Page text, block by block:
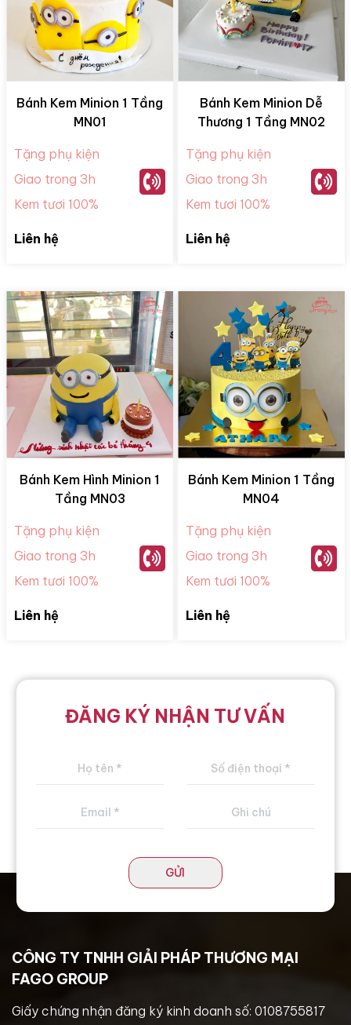
Bánh Kem Minion 1 Tầng
MN01
Tặng phụ kiện
Giao trong 3h
Kem tươi 100%
Liên hệ
Bánh Kem Minion Dễ
Thương 1 Tầng MN02
Tặng phụ kiện
Giao trong 3h
Kem tươi 100%
Liên hệ
Bánh Kem Hình Minion 1
Tầng MN03
Tặng phụ kiện
Giao trong 3h
Kem tươi 100%
Liên hệ
Bánh Kem Minion 1 Tầng
MN04
Tặng phụ kiện
Giao trong 3h
Kem tươi 100%
Liên hệ
ĐĂNG KÝ NHẬN TƯ VẤN
GỬI
CÔNG TY TNHH GIẢI PHÁP THƯƠNG MẠI
FAGO GROUP
Giấy chứng nhận đăng ký kinh doanh số: 0108755817